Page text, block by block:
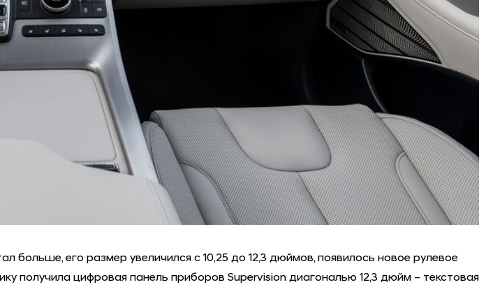
больше, его размер увеличился с 10,25 до 12,3 дюймов, появилось новое рулевое
получила цифровая панель приборов Supervision диагональю 12,3 дюйм – текстовая